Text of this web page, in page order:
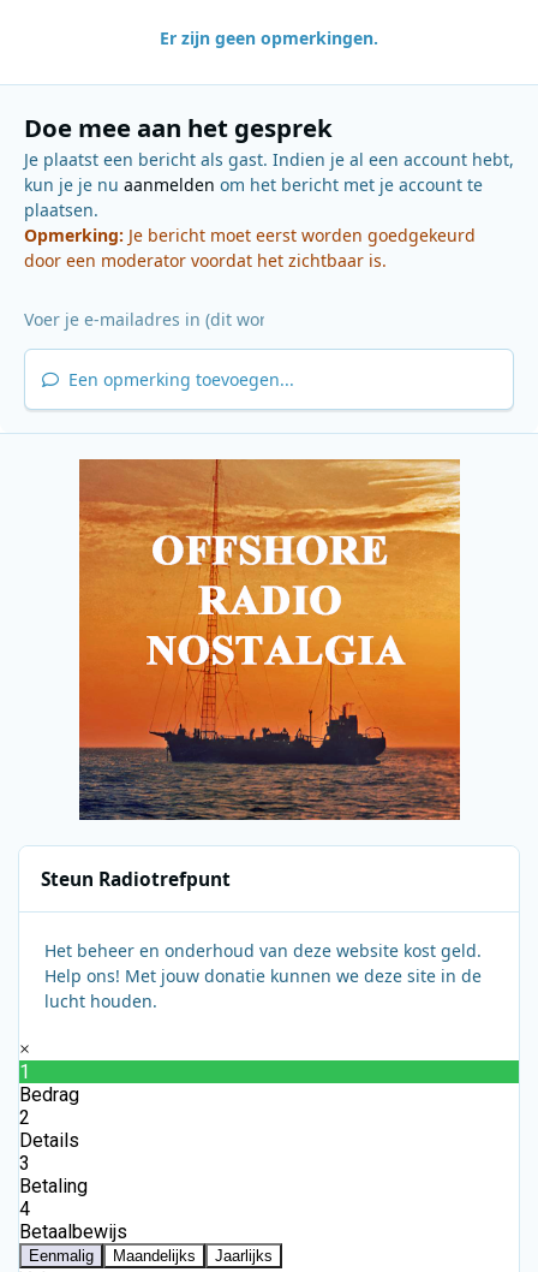
Er zijn geen opmerkingen.
Doe mee aan het gesprek
Je plaatst een bericht als gast. Indien je al een account hebt,
kun je je nu aanmelden om het bericht met je account te
plaatsen.
Opmerking: Je bericht moet eerst worden goedgekeurd
door een moderator voordat het zichtbaar is.
Een opmerking toevoegen...
Steun Radiotrefpunt
Het beheer en onderhoud van deze website kost geld.
Help ons! Met jouw donatie kunnen we deze site in de
lucht houden.